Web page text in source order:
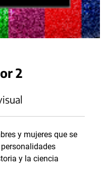
2
y mujeres que se
y la ciencia